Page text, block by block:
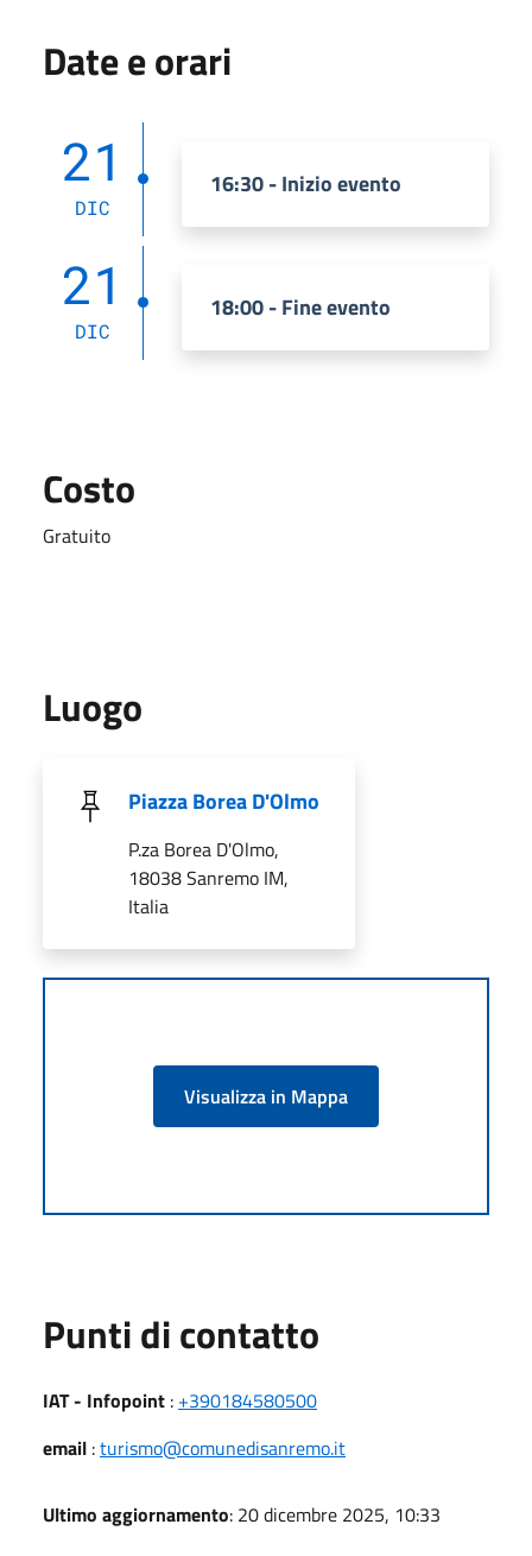
Date e orari
21
DIC
16:30 - Inizio evento
21
DIC
18:00 - Fine evento
Costo
Gratuito
Luogo
Piazza Borea D'Olmo
P.za Borea D'Olmo,
18038 Sanremo IM,
Italia
Visualizza in Mappa
Punti di contatto
IAT - Infopoint : +390184580500
email :turismo@comunedisanremo.it
Ultimo aggiornamento: 20 dicembre 2025, 10:33